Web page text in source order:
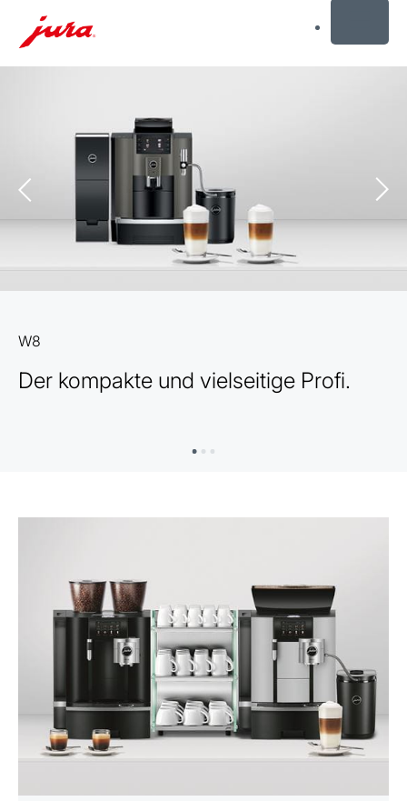
wechseln
W8
Der kompakte und vielseitige Profi.